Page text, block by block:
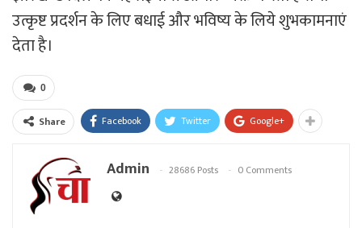
उत्कृष्ट प्रदर्शन के लिए बधाई और भविष्य के लिये शुभकामनाएं
देता है।
0
Share Facebook Twitter Google+
Admin 28686 Posts 0 Comments